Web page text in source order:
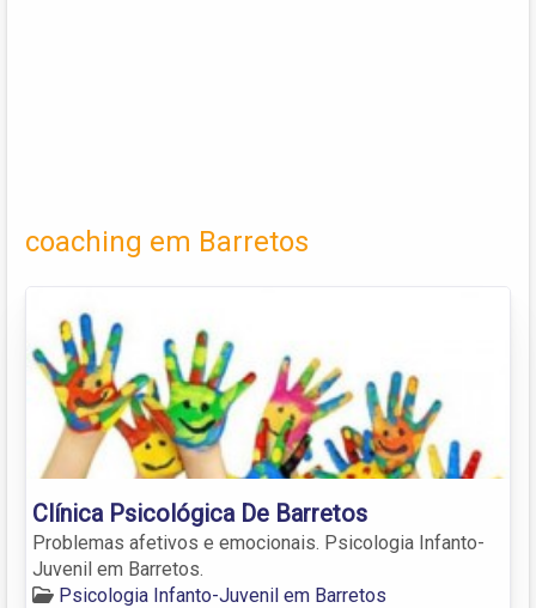
coaching em Barretos
Clínica Psicológica De Barretos
Problemas afetivos e emocionais. Psicologia Infanto-
Juvenil em Barretos.
Psicologia Infanto-Juvenil em Barretos